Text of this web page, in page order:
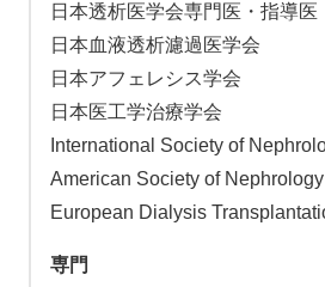
日本透析医学会専門医・指導医
日本血液透析濾過医学会
日本アフェレシス学会
日本医工学治療学会
International Society of
American Society of Nephrology
European Dialysis
専門